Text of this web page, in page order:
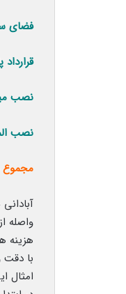
نصب
نصب
مجموع
واصله
هزینه
با دقت
امثال